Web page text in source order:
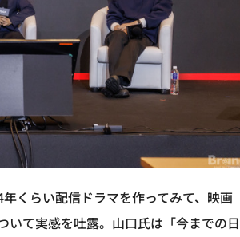
くらい配信ドラマを作ってみて、映画
いて実感を吐露。山口氏は「今までの日